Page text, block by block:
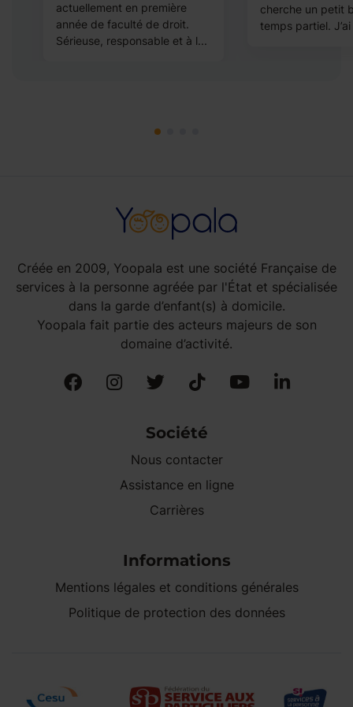
actuellement en première
année de faculté de droit.
Sérieuse, responsable et à l...
cherche un petit
temps partiel.
Créée en 2009, Yoopala est une société Française de
services à la personne agréée par l'État et spécialisée
dans la garde d’enfant(s) à domicile.
Yoopala fait partie des acteurs majeurs de son
domaine d’activité.
Société
Nous contacter
Assistance en ligne
Carrières
Informations
Mentions légales et conditions générales
Politique de protection des données